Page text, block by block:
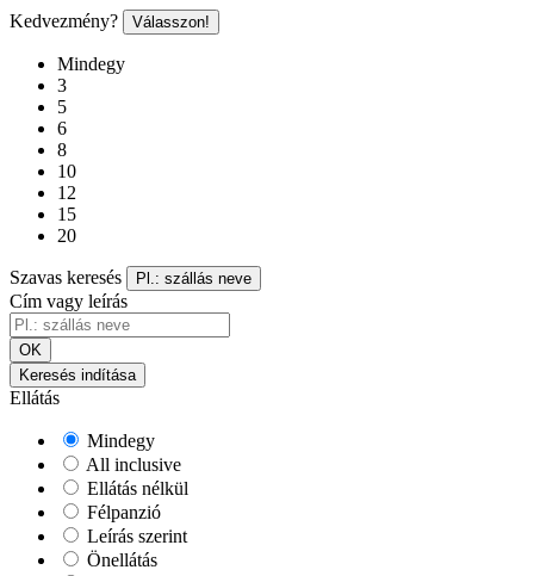
Kedvezmény? Válasszon!
Mindegy
3
5
6
8
10
12
15
20
Szavas keresés Pl.: szállás neve
Cím vagy leírás
OK
Keresés indítása
Ellátás
Mindegy
All inclusive
Ellátás nélkül
Félpanzió
Leírás szerint
Önellátás